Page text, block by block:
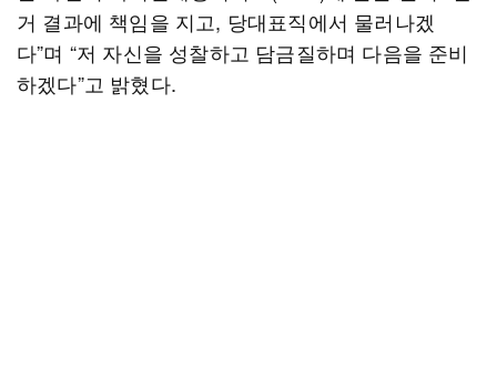
거 결과에 책임을 지고, 당대표직에서 물러나겠
다”며 “저 자신을 성찰하고 담금질하며 다음을 준비
하겠다”고 밝혔다.